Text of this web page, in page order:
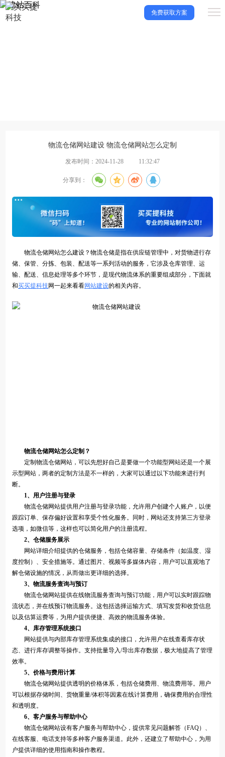
免费获取方案
物流仓储网站建设 物流仓储网站怎么定制
发布时间：2024-11-28 11:32:47
分享到：
物流仓储网站怎么建设？物流仓储是指在供应链管理中，对货物进行存
储、保管、分拣、包装、配送等一系列活动的服务，它涉及仓库管理、运
输、配送、信息处理等多个环节，是现代物流体系的重要组成部分，下面就
和买买提科技网一起来看看网站建设的相关内容。
物流仓储网站怎么定制？
定制物流仓储网站，可以先想好自己是要做一个功能型网站还是一个展
示型网站，两者的定制方法是不一样的，大家可以通过以下功能来进行判
断。
1、用户注册与登录
物流仓储网站提供用户注册与登录功能，允许用户创建个人账户，以便
跟踪订单、保存偏好设置和享受个性化服务。同时，网站还支持第三方登录
选项，如微信等，这样也可以简化用户的注册流程。
2、仓储服务展示
网站详细介绍提供的仓储服务，包括仓储容量、存储条件（如温度、湿
度控制）、安全措施等。通过图片、视频等多媒体内容，用户可以直观地了
解仓储设施的情况，从而做出更详细的选择。
3、物流服务查询与预订
物流仓储网站提供在线物流服务查询与预订功能，用户可以实时跟踪物
流状态，并在线预订物流服务。这包括选择运输方式、填写发货和收货信息
以及估算运费等，为用户提供便捷、高效的物流服务体验。
4、库存管理系统接口
网站提供与内部库存管理系统集成的接口，允许用户在线查看库存状
态、进行库存调整等操作。支持批量导入/导出库存数据，极大地提高了管理
效率。
5、价格与费用计算
物流仓储网站提供透明的价格体系，包括仓储费用、物流费用等。用户
可以根据存储时间、货物重量/体积等因素在线计算费用，确保费用的合理性
和透明度。
6、客户服务与帮助中心
物流仓储网站设有客户服务与帮助中心，提供常见问题解答（FAQ）、
在线客服、电话支持等多种客户服务渠道。此外，还建立了帮助中心，为用
户提供详细的使用指南和操作教程。